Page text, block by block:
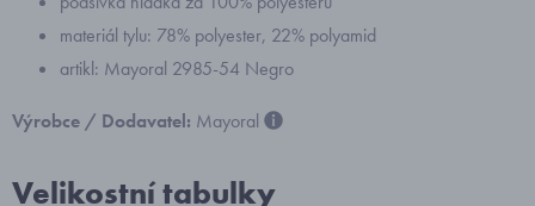
materiál tylu: 78% polyester, 22% polyamid
artikl: Mayoral 2985-54 Negro
Výrobce / Dodavatel: Mayoral
Velikostní tabulky